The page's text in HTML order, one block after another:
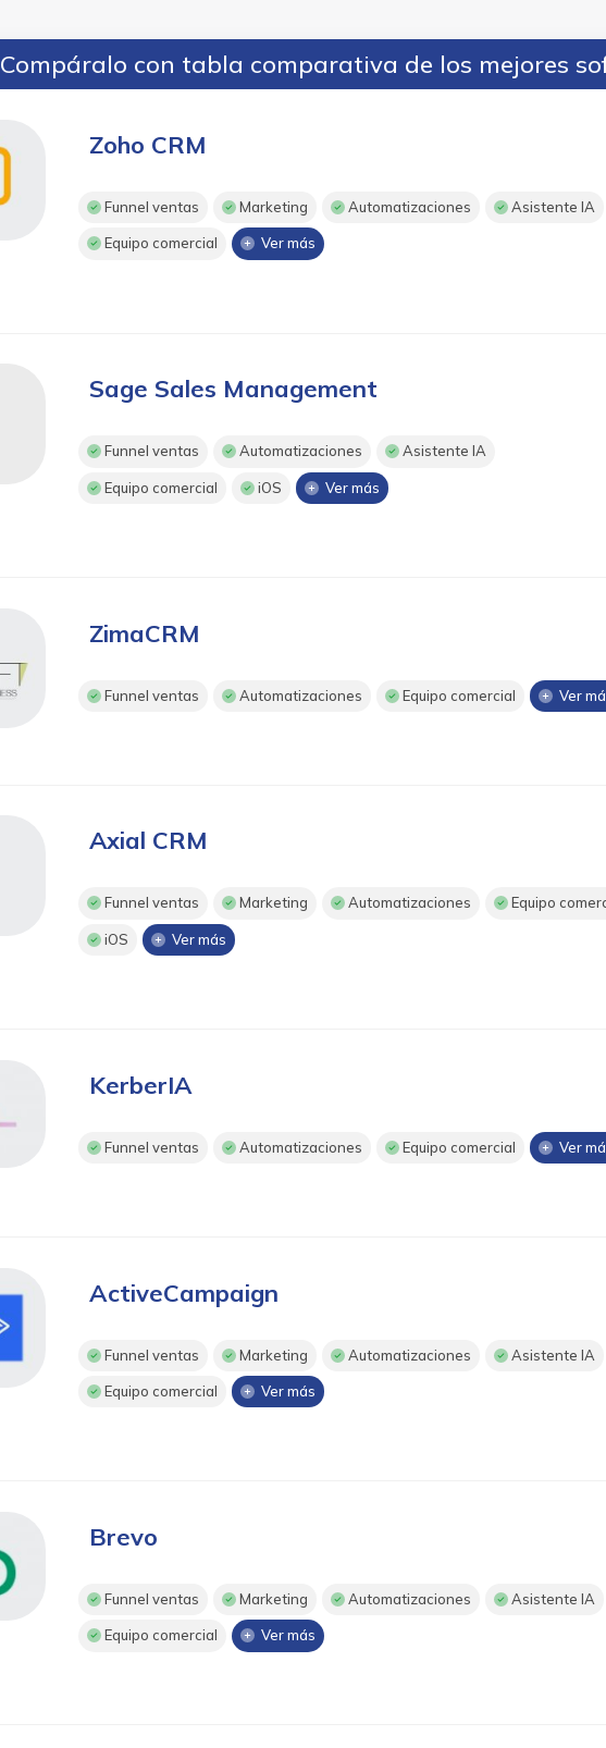
Compáralo con tabla comparativa de los mejores
Zoho CRM
Funnel ventas Marketing Automatizaciones Asistente IA
Equipo comercial Ver más
Sage Sales Management
Funnel ventas Automatizaciones Asistente IA
Equipo comercial iOS Ver más
ZimaCRM
Funnel ventas Automatizaciones Equipo comercial Ver
Axial CRM
Funnel ventas Marketing Automatizaciones Equipo
iOS Ver más
KerberIA
Funnel ventas Automatizaciones Equipo comercial Ver
ActiveCampaign
Funnel ventas Marketing Automatizaciones Asistente IA
Equipo comercial Ver más
Brevo
Funnel ventas Marketing Automatizaciones Asistente IA
Equipo comercial Ver más